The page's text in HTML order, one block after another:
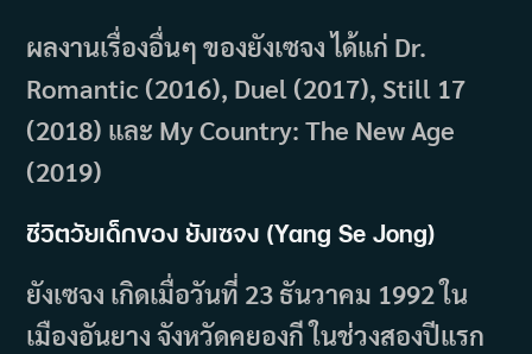
ผลงานเรื่องอื่นๆ ของยังเซจง ได้แก่ Dr.
Romantic (2016), Duel (2017), Still 17
(2018) และ My Country: The New Age
(2019)
ชีวิตวัยเด็กของ ยังเซจง (Yang Se Jong)
ยังเซจง เกิดเมื่อวันที่ 23 ธันวาคม 1992 ใน
เมืองอันยาง จังหวัดคยองกี ในช่วงสองปีแรก